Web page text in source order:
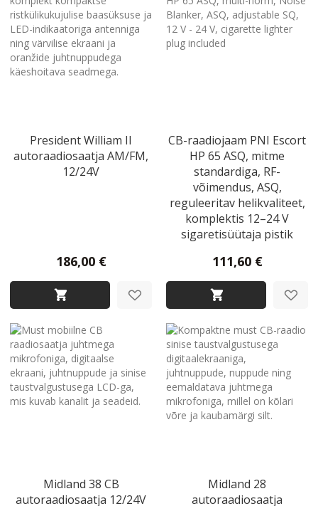
President William II
autoraadiosaatja AM/FM,
12/24V
186,00 €
CB-raadiojaam PNI Escort
HP 65 ASQ, mitme
standardiga, RF-
võimendus, ASQ,
reguleeritav helikvaliteet,
komplektis 12–24 V
sigaretisüütaja pistik
111,60 €
Midland 38 CB
autoraadiosaatja 12/24V
Midland 28
autoraadiosaatja